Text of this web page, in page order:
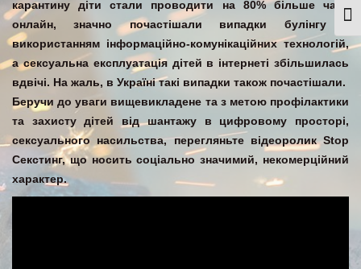
карантину діти стали проводити на 80% більше часу
онлайн, значно почастішали випадки булінгу з
використанням інформаційно-комунікаційних технологій,
а сексуальна експлуатація дітей в інтернеті збільшилась
вдвічі. На жаль, в Україні такі випадки також почастішали.
Беручи до уваги вищевикладене та з метою профілактики
та захисту дітей від шантажу в цифровому просторі,
сексуального насильства, перегляньте відеоролик Stop
Секстинг, що носить соціально значимий, некомерційний
характер.